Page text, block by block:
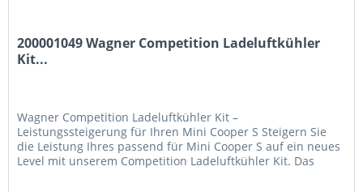
200001049 Wagner Competition Ladeluftkühler
Kit...
Wagner Competition Ladeluftkühler Kit –
Leistungssteigerung für Ihren Mini Cooper S Steigern Sie
die Leistung Ihres passend für Mini Cooper S auf ein neues
Level mit unserem Competition Ladeluftkühler Kit. Das